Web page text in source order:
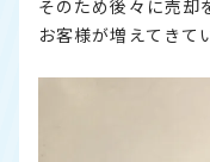
そのため後々に売却
お客様が増えてきて